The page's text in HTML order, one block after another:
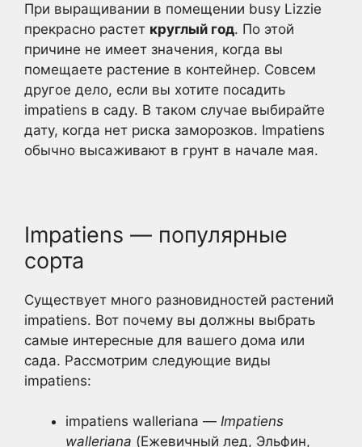
При выращивании в помещении busy Lizzie
прекрасно растет круглый год. По этой
причине не имеет значения, когда вы
помещаете растение в контейнер. Совсем
другое дело, если вы хотите посадить
impatiens в саду. В таком случае выбирайте
дату, когда нет риска заморозков. Impatiens
обычно высаживают в грунт в начале мая.
Impatiens — популярные
сорта
Существует много разновидностей растений
impatiens. Вот почему вы должны выбрать
самые интересные для вашего дома или
сада. Рассмотрим следующие виды
impatiens:
impatiens walleriana — Impatiens
walleriana (Ежевичный лед, Эльфин,